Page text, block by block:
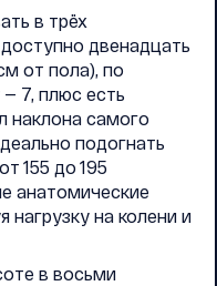
в трёх
двенадцать
от пола), по
7, плюс есть
наклона самого
подогнать
155 до 195
анатомические
нагрузку на колени и
в восьми